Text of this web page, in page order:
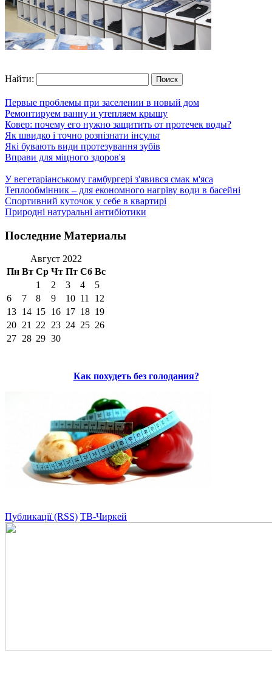
Найти:
Первые проблемы при заселении в новый дом
Ремонтируем ванну и утепляем крышу
Ковер: почему его нужно защитить от протечек воды?
Як швидко і точно розпізнати інсульт
Які бувають види протезування зубів
Вправи для міцного здоров'я
У вегетаріанському гамбургері з'явився смак м'яса
Теплообмінник – для економного нагріву води в басейні
Спортивний куточок у себе в квартирі
Природні натуральні антибіотики
Последние Материалы
Август 2022
Пн Вт Ср Чт Пт Сб Вс
1
2 3 4
5
6
7 8 9 10 11
12
13 14 15 16 17 18 19
20 21 22 23 24 25 26
27 28 29 30
Как похудеть без голодания?
Публикації (RSS) ТВ-Чиркей